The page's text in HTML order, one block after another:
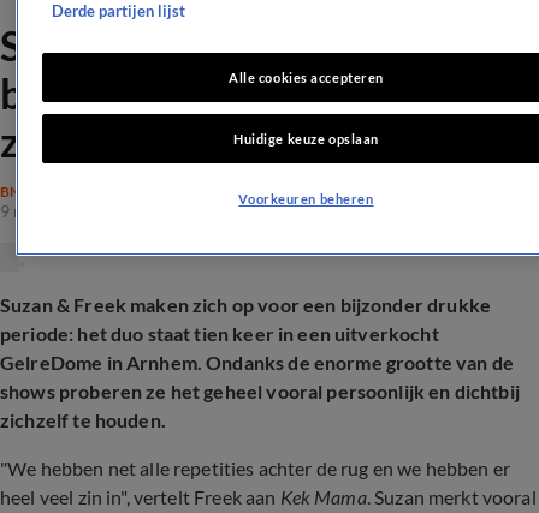
Suzan & Freek plannen
bijzonder moment met
zoontje Sef in Gelredome
BN'ERS
9 mei 2026, 22:46
Suzan & Freek maken zich op voor een bijzonder drukke
periode: het duo staat tien keer in een uitverkocht
GelreDome in Arnhem. Ondanks de enorme grootte van de
shows proberen ze het geheel vooral persoonlijk en dichtbij
zichzelf te houden.
"We hebben net alle repetities achter de rug en we hebben er
heel veel zin in", vertelt Freek aan Kek Mama. Suzan merkt vooral
Derde partijen lijst
Alle cookies accepteren
Huidige keuze opslaan
Voorkeuren beheren